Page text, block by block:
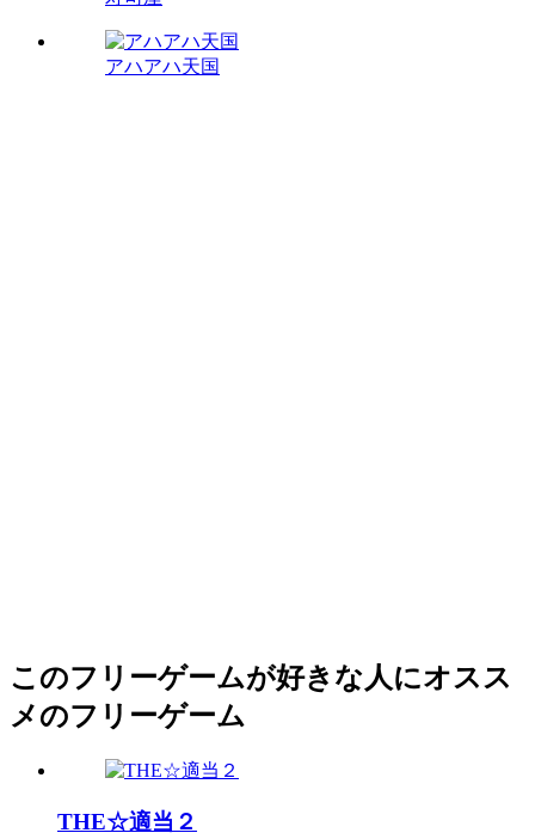
アハアハ天国
このフリーゲームが好きな人にオスス
メのフリーゲーム
THE☆適当２